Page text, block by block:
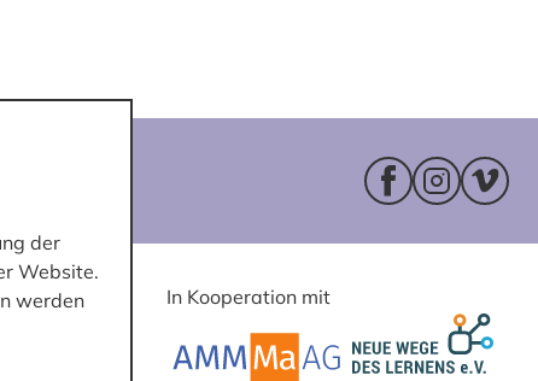
In Kooperation mit
der
Website.
werden